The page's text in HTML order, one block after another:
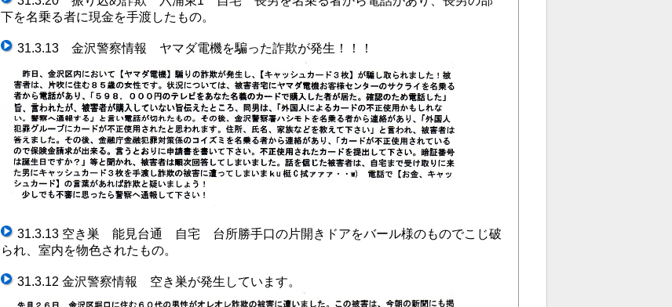
下を名乗る者に現金を手渡したもの。
31.3.13 金沢警察情報 ヤマダ電機を騙った詐欺が発生！！！
31.3.13 空き巣 能見台通 自宅 台所勝手口の片開きドアをバール様のものでこじ破
られ、室内を物色されたもの。
31.3.12 金沢警察情報 空き巣が発生しています。